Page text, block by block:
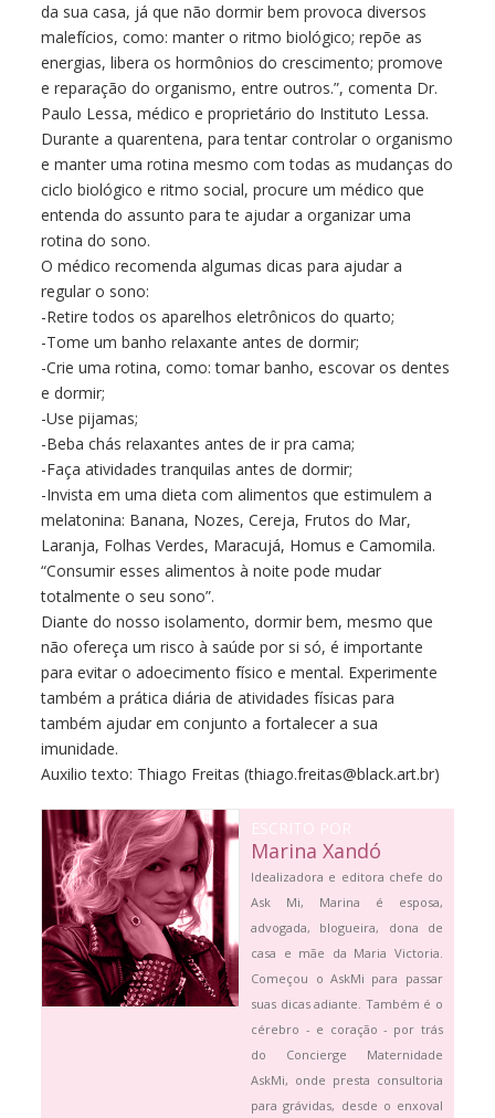
da sua casa, já que não dormir bem provoca diversos
malefícios, como: manter o ritmo biológico; repõe as
energias, libera os hormônios do crescimento; promove
e reparação do organismo, entre outros.”, comenta Dr.
Paulo Lessa, médico e proprietário do Instituto Lessa.
Durante a quarentena, para tentar controlar o organismo
e manter uma rotina mesmo com todas as mudanças do
ciclo biológico e ritmo social, procure um médico que
entenda do assunto para te ajudar a organizar uma
rotina do sono.
O médico recomenda algumas dicas para ajudar a
regular o sono:
-Retire todos os aparelhos eletrônicos do quarto;
-Tome um banho relaxante antes de dormir;
-Crie uma rotina, como: tomar banho, escovar os dentes
e dormir;
-Use pijamas;
-Beba chás relaxantes antes de ir pra cama;
-Faça atividades tranquilas antes de dormir;
-Invista em uma dieta com alimentos que estimulem a
melatonina: Banana, Nozes, Cereja, Frutos do Mar,
Laranja, Folhas Verdes, Maracujá, Homus e Camomila.
“Consumir esses alimentos à noite pode mudar
totalmente o seu sono”.
Diante do nosso isolamento, dormir bem, mesmo que
não ofereça um risco à saúde por si só, é importante
para evitar o adoecimento físico e mental. Experimente
também a prática diária de atividades físicas para
também ajudar em conjunto a fortalecer a sua
imunidade.
Auxilio texto: Thiago Freitas (thiago.freitas@black.art.br)
ESCRITO POR
Marina Xandó
Idealizadora e editora chefe do
Ask Mi, Marina é esposa,
advogada, blogueira, dona de
casa e mãe da Maria Victoria.
Começou o AskMi para passar
suas dicas adiante. Também é o
cérebro - e coração - por trás
do Concierge Maternidade
AskMi, onde presta consultoria
para grávidas, desde o enxoval